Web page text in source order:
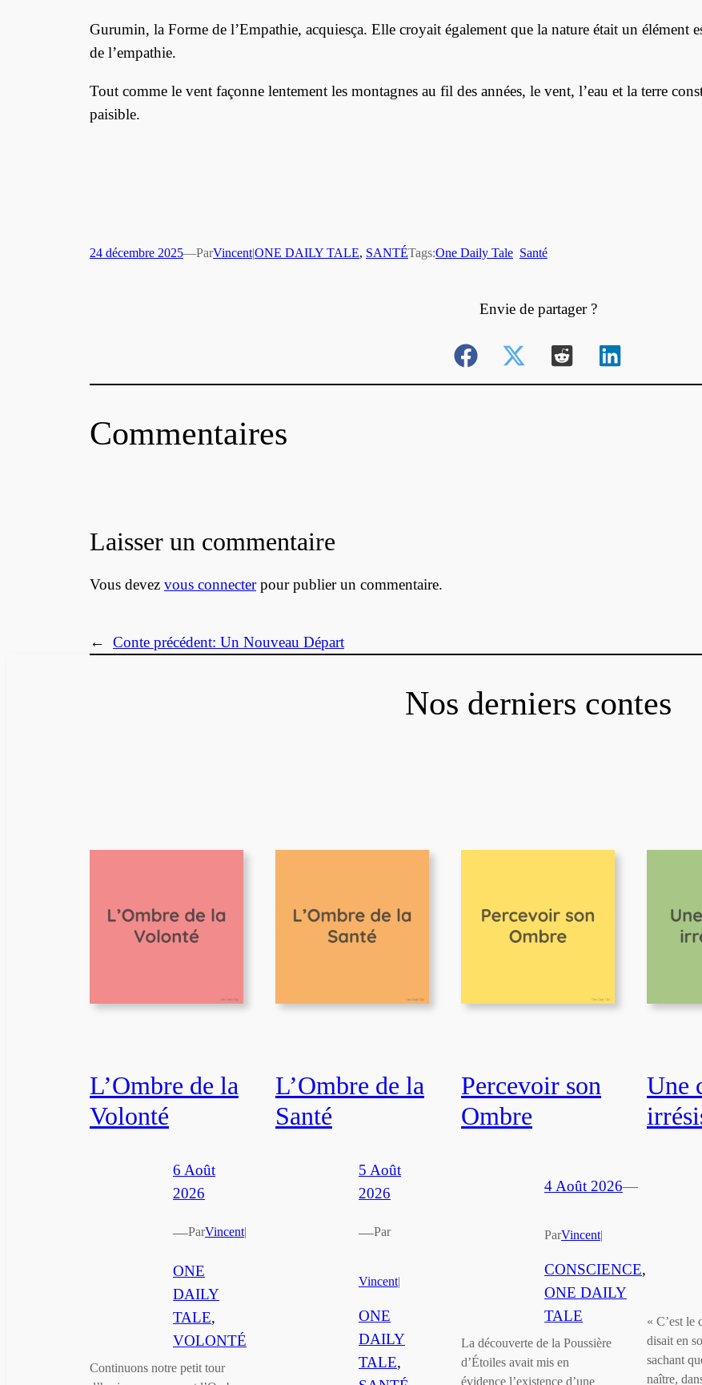
Gurumin, la Forme de l’Empathie, acquiesça. Elle croyait également que la nature était un élément
de l’empathie.
Tout comme le vent façonne lentement les montagnes au fil des années, le vent, l’eau et la terre
paisible.
24 décembre 2025—ParVincent|ONE DAILY TALE, SANTÉTags:One Daily Tale Santé
Envie de partager ?
Commentaires
Laisser un commentaire
Vous devez vous connecterpour publier un commentaire.
← Conte précédent: Un Nouveau Départ
Nos derniers contes
L’Ombre de la
Volonté
6 Août
2026
—ParVincent|
ONE
DAILY
TALE
VOLONTÉ
Continuons notre petit tour
L’Ombre de la
Santé
5 Août
2026
—Par
Vincent|
ONE
DAILY
TALE
Percevoir son
Ombre
4 Août 2026—
ParVincent|
CONSCIENCE
ONE DAILY
TALE
La découverte de la Poussière
d’Étoiles avait mis en
évidence l’existence d’une
Une
« C’est le
disait en
sachant
naître,